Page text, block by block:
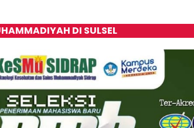
DI SULSEL